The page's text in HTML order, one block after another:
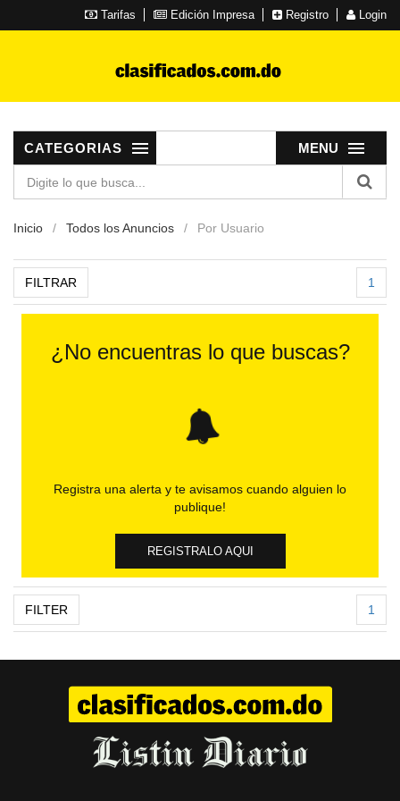
Tarifas Edición Impresa Registro Login
MENU
CATEGORIAS
Inicio Todos los Anuncios Por Usuario
FILTRAR 1
¿No encuentras lo que buscas?
Registra una alerta y te avisamos cuando alguien lo
publique!
REGISTRALO AQUI
FILTER 1